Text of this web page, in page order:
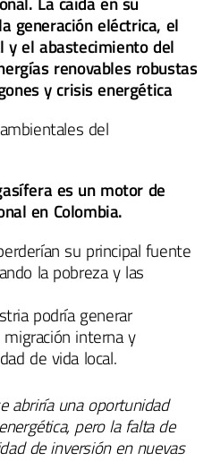
generación eléctrica, el
el abastecimiento del
renovables robustas
y crisis energética
del
es un motor de
en Colombia.
su principal fuente
la pobreza y las
podría generar
interna y
de vida local.
abriría una oportunidad
pero la falta de
de inversión en nuevas